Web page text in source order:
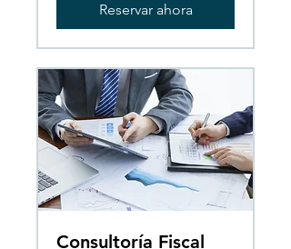
Reservar ahora
Consultoría Fiscal